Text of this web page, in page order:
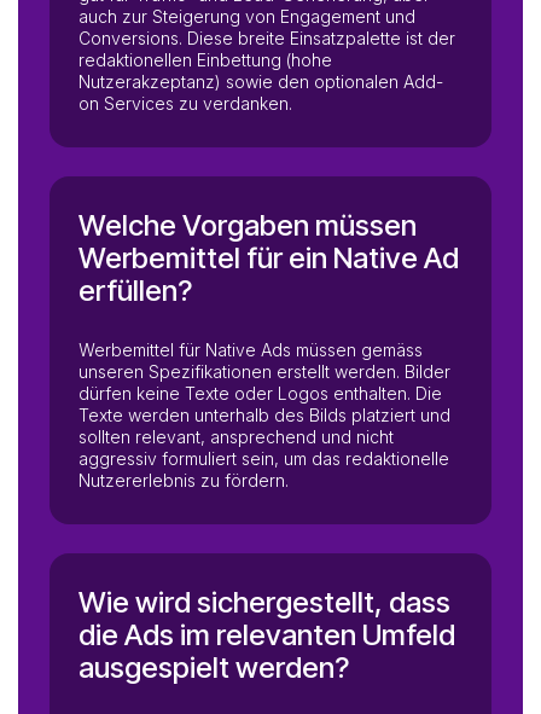
auch zur Steigerung von Engagement und
Conversions. Diese breite Einsatzpalette ist der
redaktionellen Einbettung (hohe
Nutzerakzeptanz) sowie den optionalen Add-
on Services zu verdanken.
Welche Vorgaben müssen
Werbemittel für ein Native Ad
erfüllen?
Werbemittel für Native Ads müssen gemäss
unseren Spezifikationen erstellt werden. Bilder
dürfen keine Texte oder Logos enthalten. Die
Texte werden unterhalb des Bilds platziert und
sollten relevant, ansprechend und nicht
aggressiv formuliert sein, um das redaktionelle
Nutzererlebnis zu fördern.
Wie wird sichergestellt, dass
die Ads im relevanten Umfeld
ausgespielt werden?